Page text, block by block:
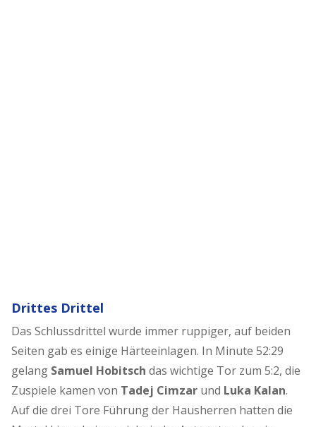
Drittes Drittel
Das Schlussdrittel wurde immer ruppiger, auf beiden
Seiten gab es einige Härteeinlagen. In Minute 52:29
gelang Samuel Hobitsch das wichtige Tor zum 5:2, die
Zuspiele kamen von Tadej Cimzarund Luka Kalan.
Auf die drei Tore Führung der Hausherren hatten die